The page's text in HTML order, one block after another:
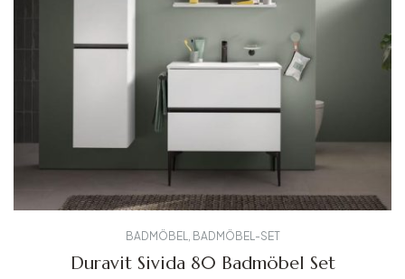
BADMÖBEL, BADMÖBEL-SET
Duravit Sivida 80 Badmöbel Set